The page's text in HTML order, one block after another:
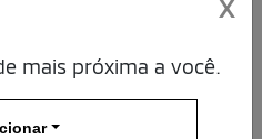
que possa gerar dano
Nacional de Proteção
cujo tratamento seja
X
mais próxima a você.